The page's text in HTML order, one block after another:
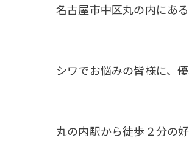
名古屋市中区丸の内にあ
シワでお悩みの皆様に、
丸の内駅から徒歩２分の